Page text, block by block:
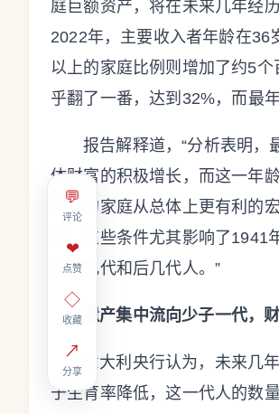
💬
评论
❤
点赞
◇
收藏
↗
分享
庭巨额资产，将在未来几年经
2022年，主要收入者年龄在36
以上的家庭比例则增加了约5
乎翻了一番，达到32%，而最
报告解释道，“分析表明
体财富的积极增长，而这一年
年长的家庭从总体上更有利的
面。这些条件尤其影响了
于前几代和后几代人。”
遗产集中流向少子一代，
意大利央行认为，未来
于生育率降低，这一代人的数